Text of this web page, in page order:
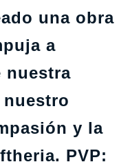
una obra
a
nuestra
nuestro
y la
PVP: